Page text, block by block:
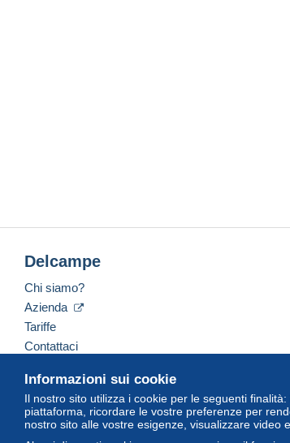
Informazioni sui cookie
Il nostro sito utilizza i cookie per le seguenti
piattaforma, ricordare le vostre preferenze per
nostro sito alle vostre esigenze, visualizzare video
Delcampe
Chi siamo?
Azienda
Tariffe
Contattaci
Italiano USD America/Indiana/